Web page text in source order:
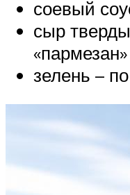
соевый
сыр
зелень –